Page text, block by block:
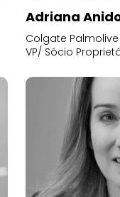
Adriana
Colgate
VP/ Sócio